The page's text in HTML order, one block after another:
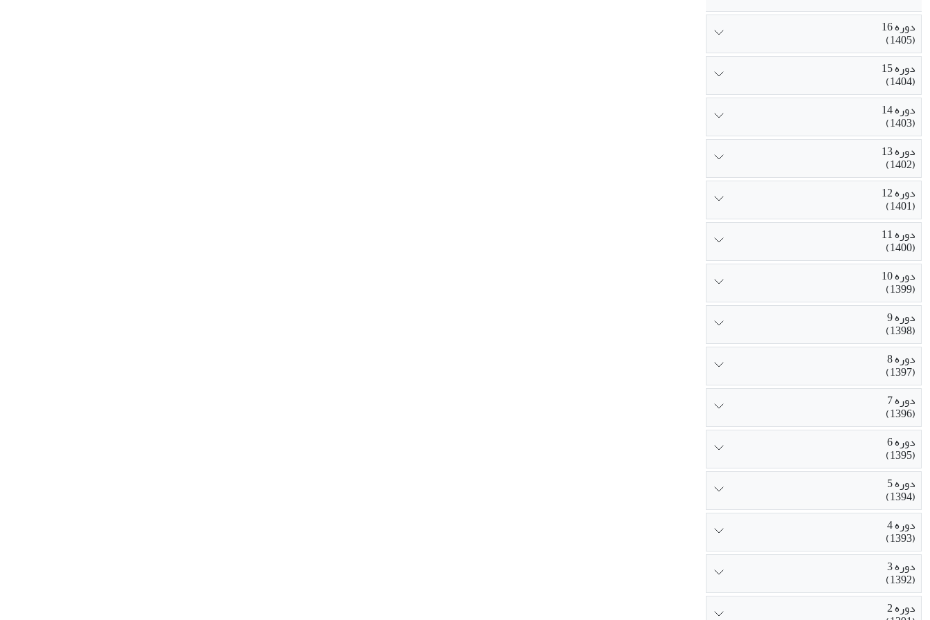
دوره 16
(1405)
دوره 15
(1404)
دوره 14
(1403)
دوره 13
(1402)
دوره 12
(1401)
دوره 11
(1400)
دوره 10
(1399)
دوره 9
(1398)
دوره 8
(1397)
دوره 7
(1396)
دوره 6
(1395)
دوره 5
(1394)
دوره 4
(1393)
دوره 3
(1392)
دوره 2